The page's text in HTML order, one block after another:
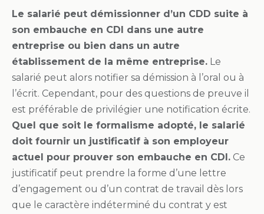
Le salarié peut démissionner d’un CDD suite à
son embauche en CDI dans une autre
entreprise ou bien dans un autre
établissement de la même entreprise. Le
salarié peut alors notifier sa démission à l’oral ou à
l’écrit. Cependant, pour des questions de preuve il
est préférable de privilégier une notification écrite.
Quel que soit le formalisme adopté, le salarié
doit fournir un justificatif à son employeur
actuel pour prouver son embauche en CDI. Ce
justificatif peut prendre la forme d’une lettre
d’engagement ou d’un contrat de travail dès lors
que le caractère indéterminé du contrat y est